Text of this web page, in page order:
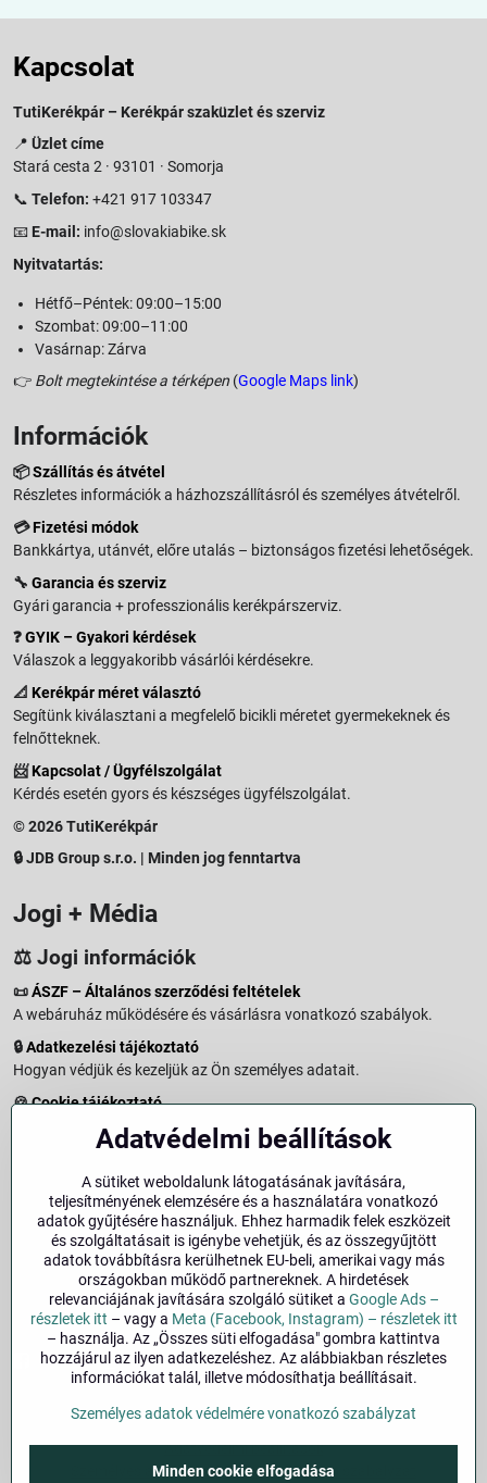
Kapcsolat
TutiKerékpár – Kerékpár szaküzlet és szerviz
📍 Üzlet címe
Stará cesta 2 · 93101 · Somorja
📞 Telefon: +421 917 103347
📧 E-mail: info@slovakiabike.sk
Nyitvatartás:
Hétfő–Péntek: 09:00–15:00
Szombat: 09:00–11:00
Vasárnap: Zárva
👉 Bolt megtekintése a térképen (Google Maps link)
Információk
📦Szállítás és átvétel
Részletes információk a házhozszállításról és személyes átvételről.
💳Fizetési módok
Bankkártya, utánvét, előre utalás – biztonságos fizetési lehetőségek.
🔧 Garancia és szerviz
Gyári garancia + professzionális kerékpárszerviz.
❓GYIK – Gyakori kérdések
Válaszok a leggyakoribb vásárlói kérdésekre.
📐 Kerékpár méret választó
Segítünk kiválasztani a megfelelő bicikli méretet gyermekeknek és
felnőtteknek.
📨Kapcsolat / Ügyfélszolgálat
Kérdés esetén gyors és készséges ügyfélszolgálat.
© 2026 TutiKerékpár
🔒 JDB Group s.r.o. | Minden jog fenntartva
Jogi + Média
⚖️ Jogi információk
📜ÁSZF – Általános szerződési feltételek
A webáruház működésére és vásárlásra vonatkozó szabályok.
🔒Adatkezelési tájékoztató
Hogyan védjük és kezeljük az Ön személyes adatait.
🍪Cookie tájékoztató
A weboldalon használt sütikről és adatkezelésről.
Vásárlástól való elállás menete és feltételei.
Elállás a szerződéstől
Impresszum
Üzemeltetői adatok és jogi tudnivalók.
🔐Biztonság
Facebook Instagram
Adatvédelmi beállítások
Személyes adatok védelmére vonatkozó szabályzat
Adatvédelmi beállítások
A sütiket weboldalunk látogatásának javítására,
teljesítményének elemzésére és a használatára vonatkozó
adatok gyűjtésére használjuk. Ehhez harmadik felek eszközeit
és szolgáltatásait is igénybe vehetjük, és az összegyűjtött
adatok továbbításra kerülhetnek EU-beli, amerikai vagy más
országokban működő partnereknek. A hirdetések
relevanciájának javítására szolgáló sütiket a Google Ads –
részletek itt – vagy a Meta (Facebook, Instagram) – részletek itt
– használja. Az „Összes süti elfogadása" gombra kattintva
hozzájárul az ilyen adatkezeléshez. Az alábbiakban részletes
információkat talál, illetve módosíthatja beállításait.
Személyes adatok védelmére vonatkozó szabályzat
Minden cookie elfogadása